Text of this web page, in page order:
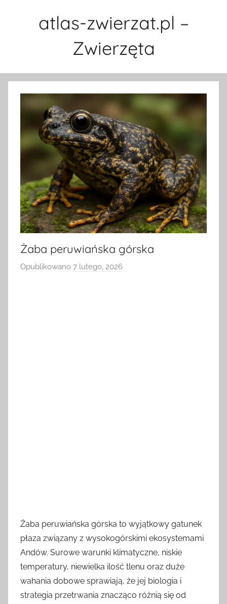
atlas-zwierzat.pl –
Zwierzęta
Żaba peruwiańska górska
Opublikowano 7 lutego, 2026
Żaba peruwiańska górska to wyjątkowy gatunek
płaza związany z wysokogórskimi ekosystemami
Andów. Surowe warunki klimatyczne, niskie
temperatury, niewielka ilość tlenu oraz duże
wahania dobowe sprawiają, że jej biologia i
strategia przetrwania znacząco różnią się od